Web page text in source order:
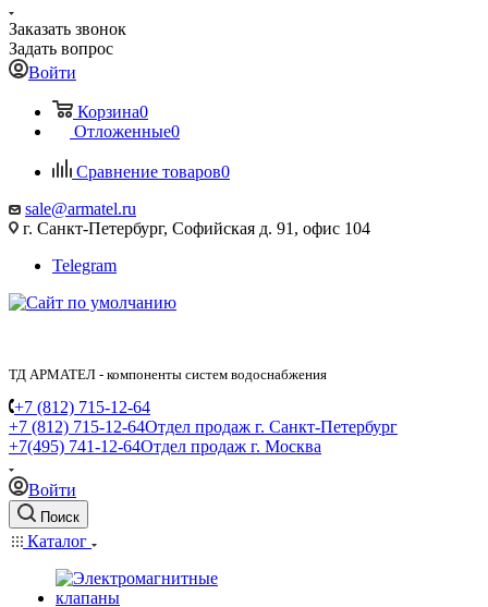
Заказать звонок
Задать вопрос
Войти
Корзина0
Отложенные0
Сравнение товаров0
sale@armatel.ru
г. Санкт-Петербург, Софийская д. 91, офис 104
Telegram
ТД АРМАТЕЛ - компоненты систем водоснабжения
+7 (812) 715-12-64
+7 (812) 715-12-64Отдел продаж г. Санкт-Петербург
+7(495) 741-12-64Отдел продаж г. Москва
Войти
Поиск
Каталог